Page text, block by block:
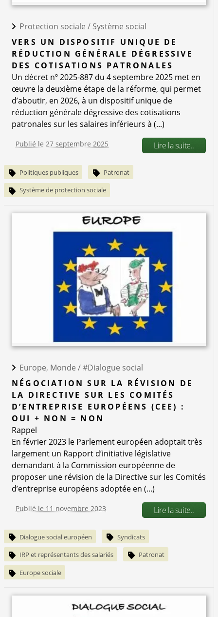
Protection sociale / Système social
VERS UN DISPOSITIF UNIQUE DE
RÉDUCTION GÉNÉRALE DÉGRESSIVE
DES COTISATIONS PATRONALES
Un décret nº 2025-887 du 4 septembre 2025 met en
œuvre la deuxième étape de la réforme, qui permet
d’aboutir, en 2026, à un dispositif unique de
réduction générale dégressive des cotisations
patronales sur les salaires inférieurs à (...)
Publié le 27 septembre 2025 Lire la suite..
Politiques publiques Patronat
Système de protection sociale
Europe, Monde /#Dialogue social
NÉGOCIATION SUR LA RÉVISION DE
LA DIRECTIVE SUR LES COMITÉS
D’ENTREPRISE EUROPÉENS (CEE) :
OUI + NON = NON
Rappel
En février 2023 le Parlement européen adoptait très
largement un Rapport d’initiative législative
demandant à la Commission européenne de
proposer une révision de la Directive sur les Comités
d’entreprise européens adoptée en (...)
Publié le 11 novembre 2023 Lire la suite..
Dialogue social européen Syndicats
IRP et représentants des salariés Patronat
Europe sociale